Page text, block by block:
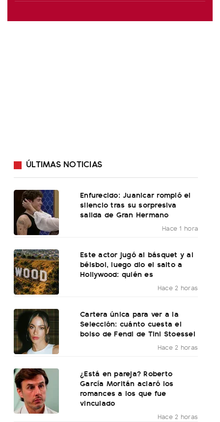
ÚLTIMAS NOTICIAS
Enfurecido: Juanicar rompió el
silencio tras su sorpresiva
salida de Gran Hermano
Hace 1 hora
Este actor jugó al básquet y al
béisbol, luego dio el salto a
Hollywood: quién es
Hace 2 horas
Cartera única para ver a la
Selección: cuánto cuesta el
bolso de Fendi de Tini Stoessel
Hace 2 horas
¿Está en pareja? Roberto
García Moritán aclaró los
romances a los que fue
vinculado
Hace 2 horas